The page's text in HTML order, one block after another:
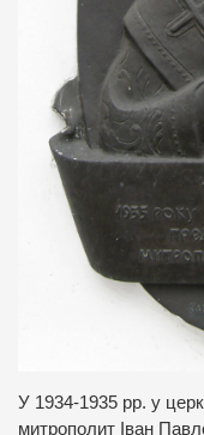
У 1934-1935 рр. у
митрополит Іван